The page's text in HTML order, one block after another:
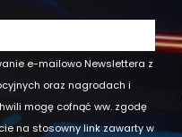
e-mailowo Newslettera z
oraz nagrodach i
mogę cofnąć ww. zgodę
na stosowny link zawarty w